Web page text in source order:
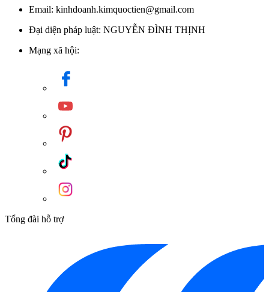
Email: kinhdoanh.kimquoctien@gmail.com
Đại diện pháp luật: NGUYỄN ĐÌNH THỊNH
Mạng xã hội:
Tổng đài hỗ trợ